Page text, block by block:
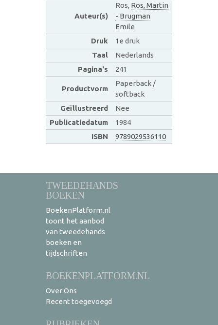
Auteur(s)
Ros, Ros, Martin
- Brugman
Emile
Druk
1e druk
Taal
Nederlands
Pagina's
241
Productvorm
Paperback /
softback
Geïllustreerd
Nee
Publicatiedatum
1984
ISBN
9789029536110
TWEEDEHANDS
BOEKEN
BoekenPlatform.nl
toont het aanbod
van tweedehands
boeken en
tijdschriften
BOEKENPLATFORM.NL
Over Ons
Recent toegevoegd